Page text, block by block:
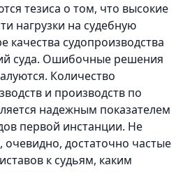
тезиса о том, что высокие
нагрузки на судебную
качества судопроизводства
суда. Ошибочные решения
Количество
и производств по
надежным показателем
первой инстанции. Не
достаточно частые
к судьям, каким